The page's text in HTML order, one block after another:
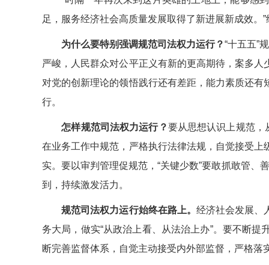
足，服务经济社会高质量发展取得了新进展新成效
为什么要特别强调规范司法权力运行？“十五五”
严峻，人民群众对公平正义有新的更高期待，案多
对党的创新理论的领悟践行还有差距，能力素质还
行。
怎样规范司法权力运行？要从思想认识上规范，
在业务工作中规范，严格执行法律法规，自觉接受
实。要以审判管理促规范，“关键少数”要敢抓敢管、
到，持续激发活力。
规范司法权力运行始终在路上。 经济社会发展、
务大局，做实“从政治上看、从法治上办”。要不断
断完善监督体系，自觉主动接受内外部监督，严格落